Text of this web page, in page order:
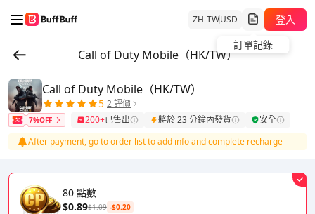
ZH-TWUSD
訂單記錄
登入
Call of Duty Mobile（HK/TW）
Call of Duty Mobile（HK/TW）
5 2 評價
7%OFF 200+已售出 將於 23 分鐘內發貨
安全
After payment, go to order list to add info and complete recharge
80 點數
$0.89$1.09 -$0.20